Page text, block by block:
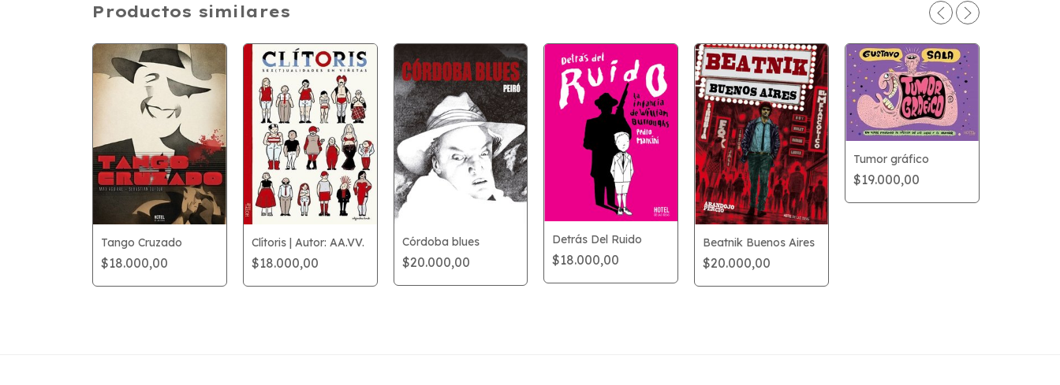
Productos similares
Tango Cruzado
$18.000,00
Clítoris | Autor: AA.VV.
$18.000,00
Córdoba blues
$20.000,00
Detrás Del Ruido
$18.000,00
Beatnik Buenos Aires
$20.000,00
Tumor gráfico
$19.000,00